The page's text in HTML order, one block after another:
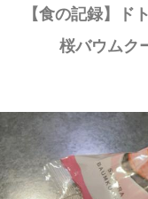
【食の記録】ド
桜バウムク